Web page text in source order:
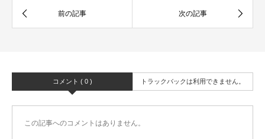
コメント ( 0 ) トラックバックは利用できません。
この記事へのコメントはありません。